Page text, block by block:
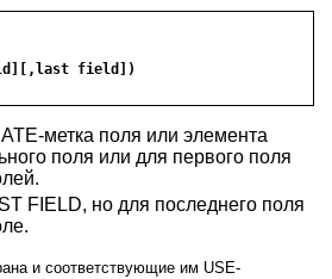
field])
метка поля или элемента
поля или для первого поля
FIELD, но для последнего поля
и соответствующие им USE-